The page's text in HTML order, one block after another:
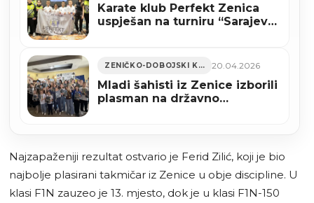
Karate klub Perfekt Zenica
uspješan na turniru “Sarajevo
ZENIČKO-DOBOJSKI KANTON 20.04.2026
Mladi šahisti iz Zenice izborili
plasman na državno
Najzapaženiji rezultat ostvario je Ferid Zilić, koji je bio
najbolje plasirani takmičar iz Zenice u obje discipline. U
klasi F1N zauzeo je 13. mjesto, dok je u klasi F1N-150